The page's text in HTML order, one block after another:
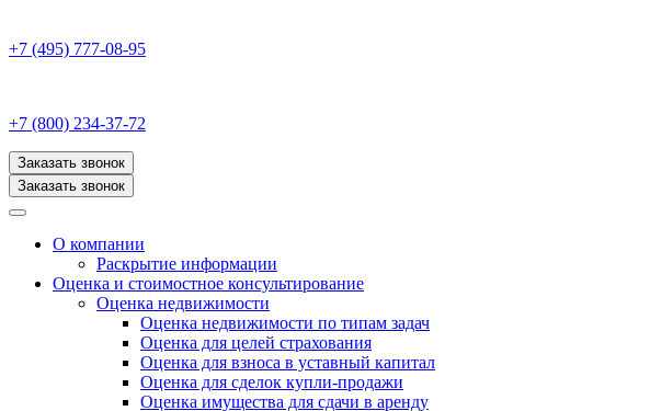
+7 (495) 777-08-95
+7 (800) 234-37-72
Заказать звонок
Заказать звонок
О компании
Раскрытие информации
Оценка и стоимостное консультирование
Оценка недвижимости
Оценка недвижимости по типам задач
Оценка для целей страхования
Оценка для взноса в уставный капитал
Оценка для сделок купли-продажи
Оценка имущества для сдачи в аренду